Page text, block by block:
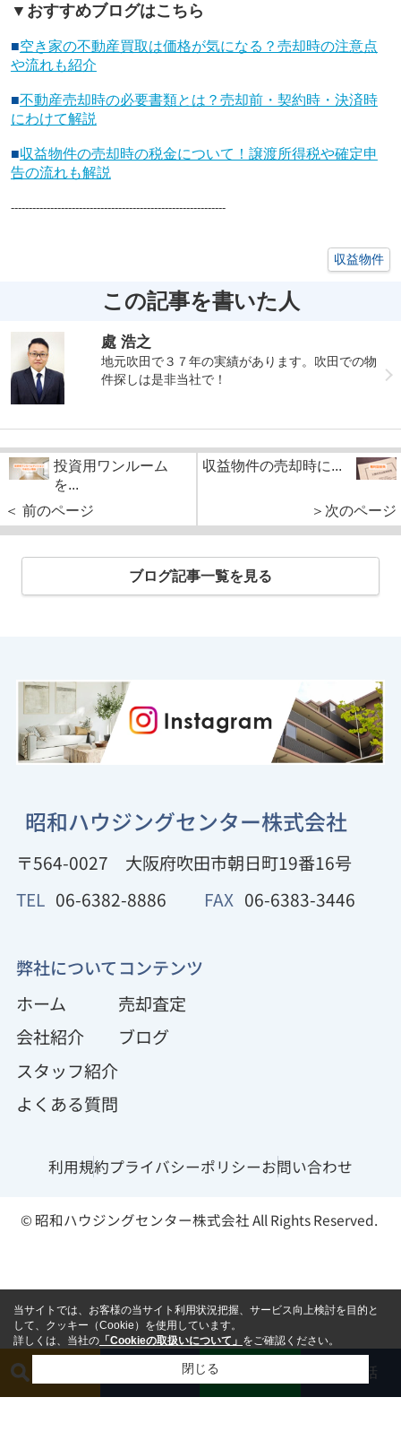
▼おすすめブログはこちら
■空き家の不動産買取は価格が気になる？売却時の注意点
や流れも紹介
■不動産売却時の必要書類とは？売却前・契約時・決済時
にわけて解説
■収益物件の売却時の税金について！譲渡所得税や確定申
告の流れも解説
------------------------------------------------------------
収益物件
この記事を書いた人
處 浩之
地元吹田で３７年の実績があります。吹田での物
件探しは是非当社で！
投資用ワンルーム
を...
＜ 前のページ
収益物件の売却時に...
＞次のページ
ブログ記事一覧を見る
昭和ハウジングセンター株式会社
〒564-0027
大阪府吹田市朝日町19番16号
TEL 06-6382-8886 FAX 06-6383-3446
弊社について
ホーム
会社紹介
スタッフ紹介
よくある質問
コンテンツ
売却査定
ブログ
利用規約プライバシーポリシーお問い合わせ
© 昭和ハウジングセンター株式会社 All Rights Reserved.
相談する 電話
当サイトでは、お客様の当サイト利用状況把握、サービス向上検討を目的と
して、クッキー（Cookie）を使用しています。
詳しくは、当社の 「Cookieの取扱いについて」 をご確認ください。
閉じる